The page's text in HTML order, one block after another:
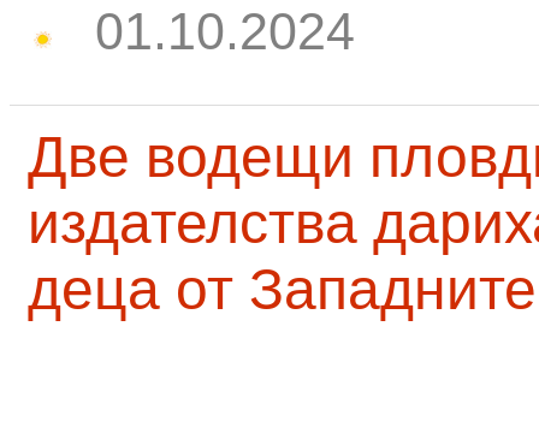
01.10.2024
Две водещи
издателства
деца от